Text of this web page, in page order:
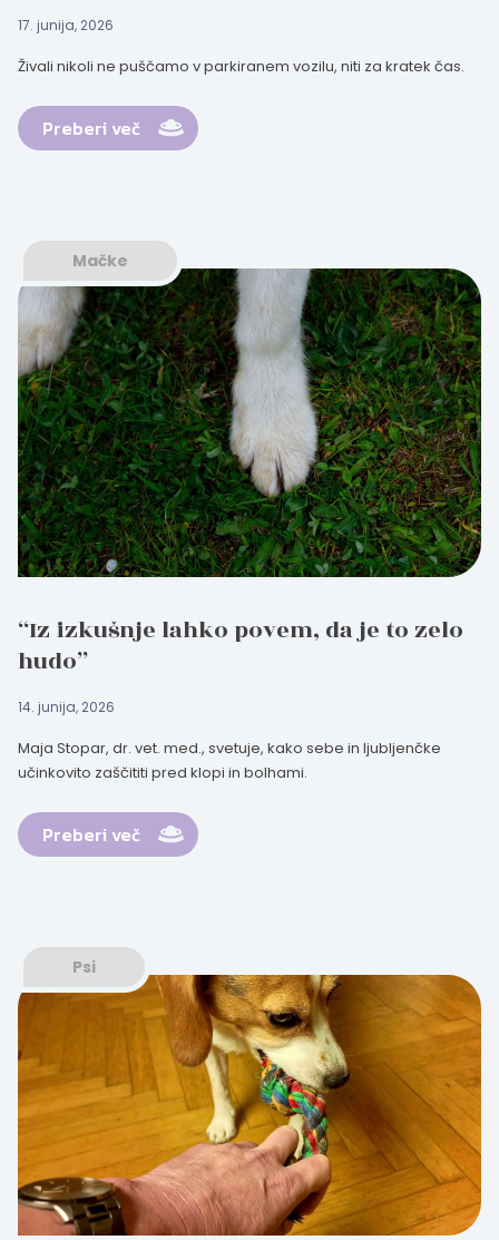
17. junija, 2026
Živali nikoli ne puščamo v parkiranem vozilu, niti za kratek čas.
Preberi več
Mačke
“Iz izkušnje lahko povem, da je to zelo
hudo”
14. junija, 2026
Maja Stopar, dr. vet. med., svetuje, kako sebe in ljubljenčke
učinkovito zaščititi pred klopi in bolhami.
Preberi več
Psi